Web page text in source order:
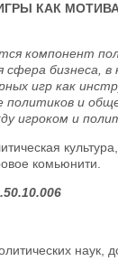
КАК
компонент
сфера бизнеса,
игр как
и
игроком и
комьюнити.
наук,